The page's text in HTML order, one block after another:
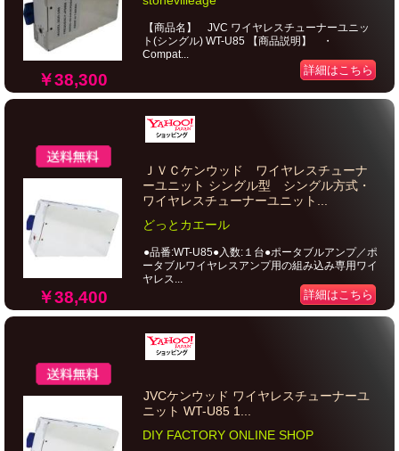
￥38,300
【商品名】 JVC ワイヤレスチューナーユニッ
ト(シングル) WT-U85 【商品説明】 ・
Compat...
詳細はこちら
￥38,400
ＪＶＣケンウッド ワイヤレスチューナ
ーユニット シングル型 シングル方式・
ワイヤレスチューナーユニット...
どっとカエール
●品番:WT-U85●入数:１台●ポータブルアンプ／ポ
ータブルワイヤレスアンプ用の組み込み専用ワイ
ヤレス...
詳細はこちら
JVCケンウッド ワイヤレスチューナーユ
ニット WT-U85 1...
DIY FACTORY ONLINE SHOP